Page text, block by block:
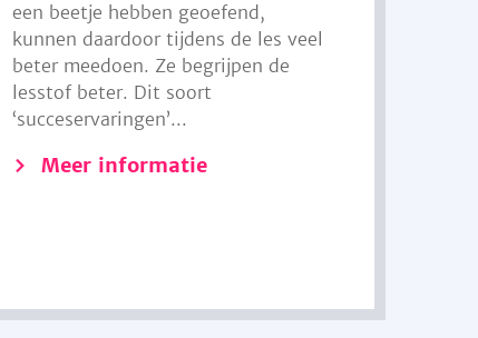
een beetje hebben geoefend,
kunnen daardoor tijdens de les veel
beter meedoen. Ze begrijpen de
lesstof beter. Dit soort
‘succeservaringen’...
Meer informatie